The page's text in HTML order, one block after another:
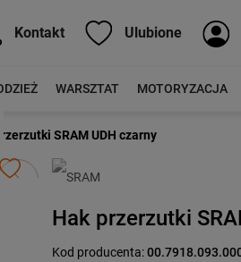
Kontakt Ulubione
WARSZTAT MOTORYZACJA
SRAM UDH czarny
Następny
Hak przerzutki
Kod producenta: